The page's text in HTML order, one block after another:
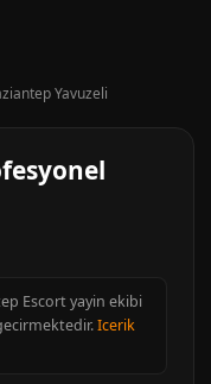
Yavuzeli
Escort yayin ekibi
Icerik